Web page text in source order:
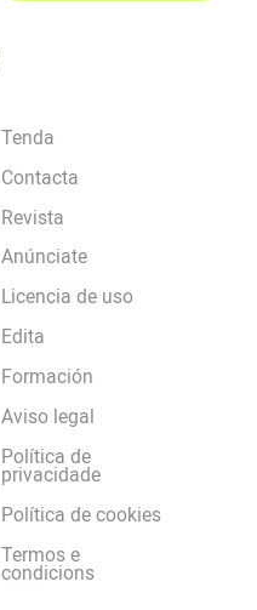
Tenda
Contacta
Revista
Anúnciate
Licencia de uso
Edita
Formación
Aviso legal
Política de
privacidade
Política de cookies
Termos e
condicions